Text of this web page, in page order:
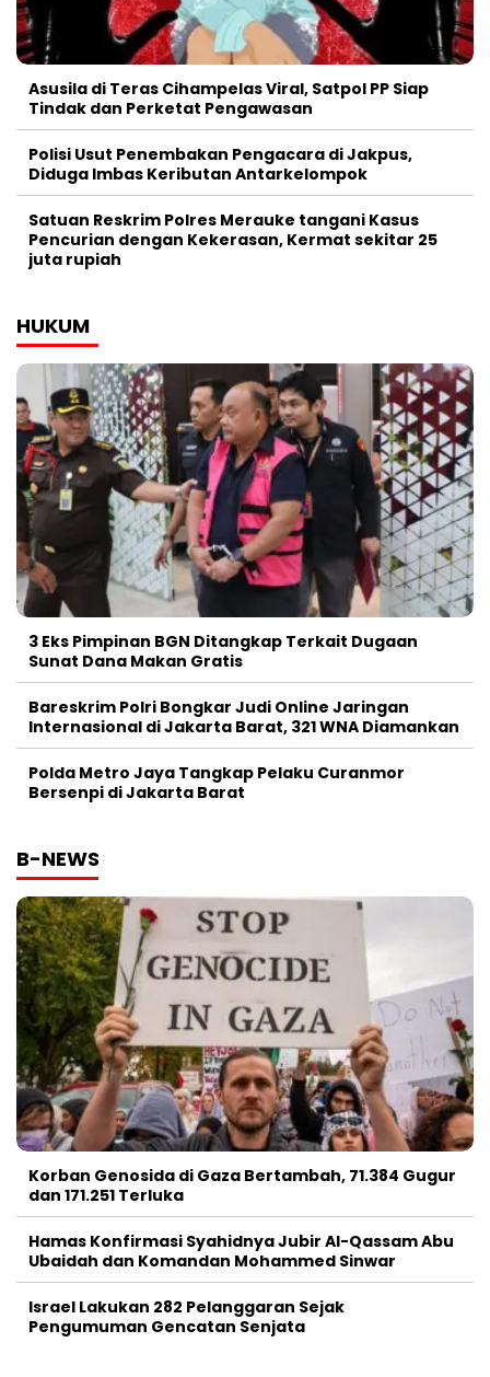
Asusila di Teras Cihampelas Viral, Satpol PP Siap
Tindak dan Perketat Pengawasan
Polisi Usut Penembakan Pengacara di Jakpus,
Diduga Imbas Keributan Antarkelompok
Satuan Reskrim Polres Merauke tangani Kasus
Pencurian dengan Kekerasan, Kermat sekitar 25
juta rupiah
HUKUM
3 Eks Pimpinan BGN Ditangkap Terkait Dugaan
Sunat Dana Makan Gratis
Bareskrim Polri Bongkar Judi Online Jaringan
Internasional di Jakarta Barat, 321 WNA Diamankan
Polda Metro Jaya Tangkap Pelaku Curanmor
Bersenpi di Jakarta Barat
B-NEWS
Korban Genosida di Gaza Bertambah, 71.384 Gugur
dan 171.251 Terluka
Hamas Konfirmasi Syahidnya Jubir Al-Qassam Abu
Ubaidah dan Komandan Mohammed Sinwar
Israel Lakukan 282 Pelanggaran Sejak
Pengumuman Gencatan Senjata